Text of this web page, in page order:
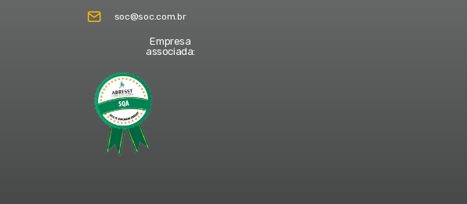
soc@soc.com.br
Empresa
associada: